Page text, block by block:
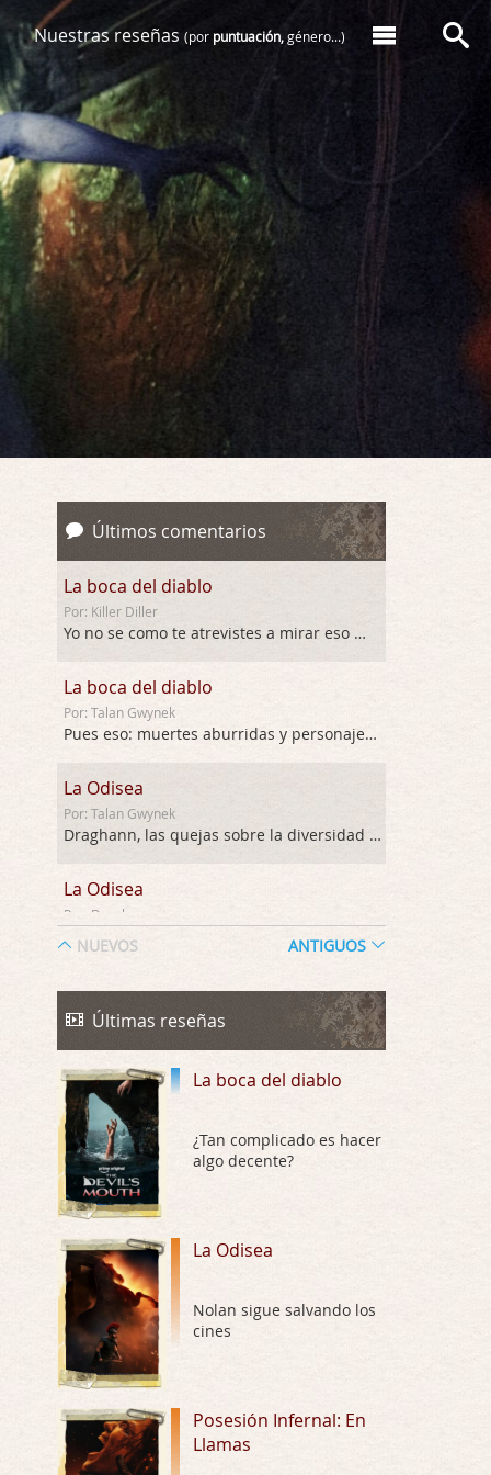
Nuestras reseñas (por puntuación,género...)
Últimos comentarios
La boca del diablo
Por: Killer Diller
Yo no se como te atrevistes a mirar eso …
La boca del diablo
Por: Talan Gwynek
Pues eso: muertes aburridas y personajes p …
La Odisea
Por: Talan Gwynek
Draghann, las quejas sobre la diversidad s …
La Odisea
Por: Draghann
No sé si entrar en polémicas con respect …
Trance
Por: Luar
Buena película, buen director y buenos ac …
El señor de las moscas
Por: Luar
Dudaba en ver la serie, una serie de 4 cap …
Hungry
Por: Croc
Las 10 películas gore de Almas
Oscuras
Por: JORDI CRUYFF
Possession
Por: Chupasangre
Mi opinión en su día. Su duracion me ha …
NUEVOS ANTIGUOS
Últimas reseñas
La boca del diablo
¿Tan complicado es hacer
algo decente?
La Odisea
Nolan sigue salvando los
cines
Posesión Infernal: En
Llamas